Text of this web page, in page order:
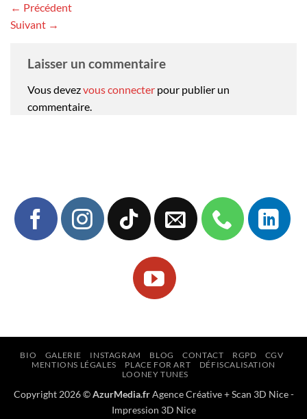
← Précédent
Suivant →
Laisser un commentaire
Vous devezvous connecter pour publier un
commentaire.
BIO GALERIE INSTAGRAM BLOG CONTACT RGPD
CGV
MENTIONS LÉGALES
PLACE FOR ART
DÉFISCALISATION
LOONEY TUNES
Copyright 2026 ©AzurMedia.fr Agence Créative+Scan 3D Nice-
Impression 3D Nice